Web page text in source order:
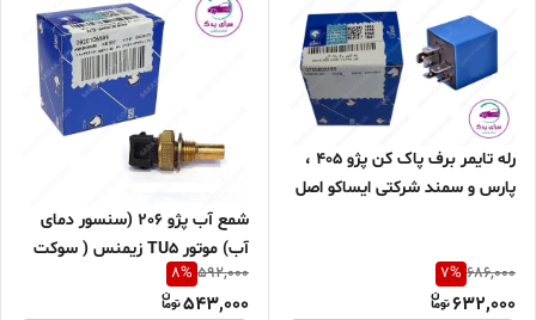
رله تایمر برف پاک کن پژو 405 ،
پارس و سمند شرکتی ایساکو اصل
686,000
7%
632,000
شمع آب پژو 206 (سنسور دمای
آب) موتور TU5 زیمنس ( سوکت
مشکی ) شرکتی ایساکو اصل
0920106599
592,000
8%
543,000